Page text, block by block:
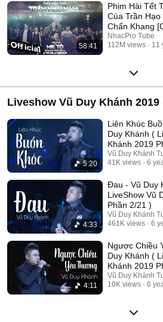
58:41
Phim Hài Tết
Của Trần
Chấn Khang
NhacPro Tube
112M views
11
Liveshow Vũ Duy Khánh 2019
Hưng , Đạt G , Dương Hoàng
5:20
Liên Khúc
Duy Khánh (
Khánh 2019
Vũ Duy Khánh
41K views
6
4:33
Đau - Vũ Duy
LiveShow Vũ
Phần 2/21 )
Vũ Duy Khánh
461K views
6
4:11
Ngược Chiều
Duy Khánh ( LiveShow Vũ Duy
Khánh 2019
Vũ Duy Khánh
10K views
6